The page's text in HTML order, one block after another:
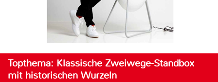
Topthema: Klassische Zweiwege-Standbox
mit historischen Wurzeln